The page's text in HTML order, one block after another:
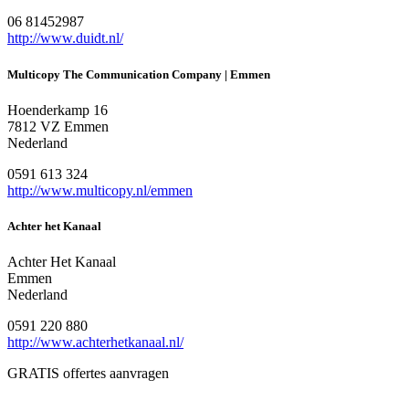
06 81452987
http://www.duidt.nl/
Multicopy The Communication Company | Emmen
Hoenderkamp 16
7812 VZ Emmen
Nederland
0591 613 324
http://www.multicopy.nl/emmen
Achter het Kanaal
Achter Het Kanaal
Emmen
Nederland
0591 220 880
http://www.achterhetkanaal.nl/
GRATIS offertes aanvragen